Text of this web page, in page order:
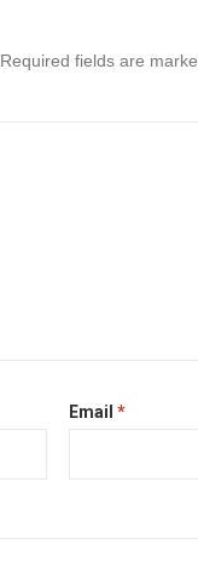
Required fields are
Email*